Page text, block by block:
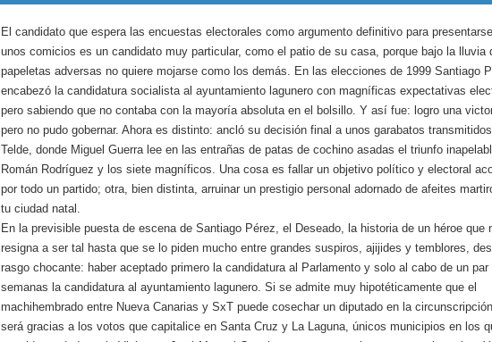
El candidato que espera las encuestas electorales como argumento definitivo para
unos comicios es un candidato muy particular, como el patio de su casa, porque bajo la lluvia
papeletas adversas no quiere mojarse como los demás. En las elecciones de 1999 Santiago
encabezó la candidatura socialista al ayuntamiento lagunero con magníficas expectativas
pero sabiendo que no contaba con la mayoría absoluta en el bolsillo. Y así fue: logro una
pero no pudo gobernar. Ahora es distinto: ancló su decisión final a unos garabatos
Telde, donde Miguel Guerra lee en las entrañas de patas de cochino asadas el triunfo
Román Rodríguez y los siete magníficos. Una cosa es fallar un objetivo político y electoral
por todo un partido; otra, bien distinta, arruinar un prestigio personal adornado de afeites
tu ciudad natal.
En la previsible puesta de escena de Santiago Pérez, el Deseado, la historia de un héroe que
resigna a ser tal hasta que se lo piden mucho entre grandes suspiros, ajijides y temblores,
rasgo chocante: haber aceptado primero la candidatura al Parlamento y solo al cabo de un par
semanas la candidatura al ayuntamiento lagunero. Si se admite muy hipotéticamente que el
machihembrado entre Nueva Canarias y SxT puede cosechar un diputado en la
será gracias a los votos que capitalice en Santa Cruz y La Laguna, únicos municipios en los